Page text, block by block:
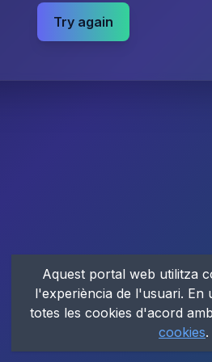
Try again
Aquest portal web utilitza
l'experiència de l'usuari. En
totes les cookies d'acord
cookies.